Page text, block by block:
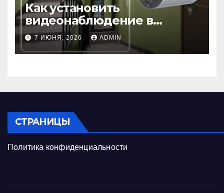
Как установить
видеонаблюдение в
подъезде: пошаговая
инструкция и советы
7 ИЮНЯ, 2026 ADMIN
СТРАНИЦЫ
Политика конфиденциальности